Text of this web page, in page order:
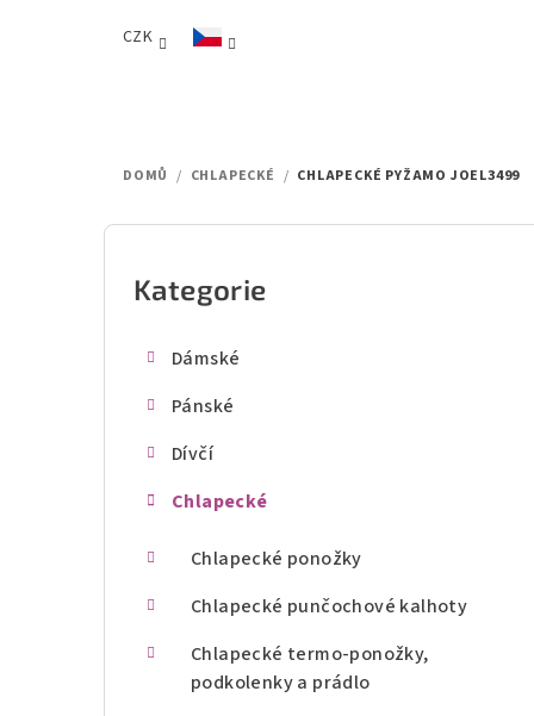
CZK
DOMŮ / CHLAPECKÉ / CHLAPECKÉ PYŽAMO JOEL3499
Přeskočit
kategorie
Kategorie
Dámské
Pánské
Dívčí
Chlapecké
Chlapecké ponožky
Chlapecké punčochové kalhoty
Chlapecké termo-ponožky,
podkolenky a prádlo